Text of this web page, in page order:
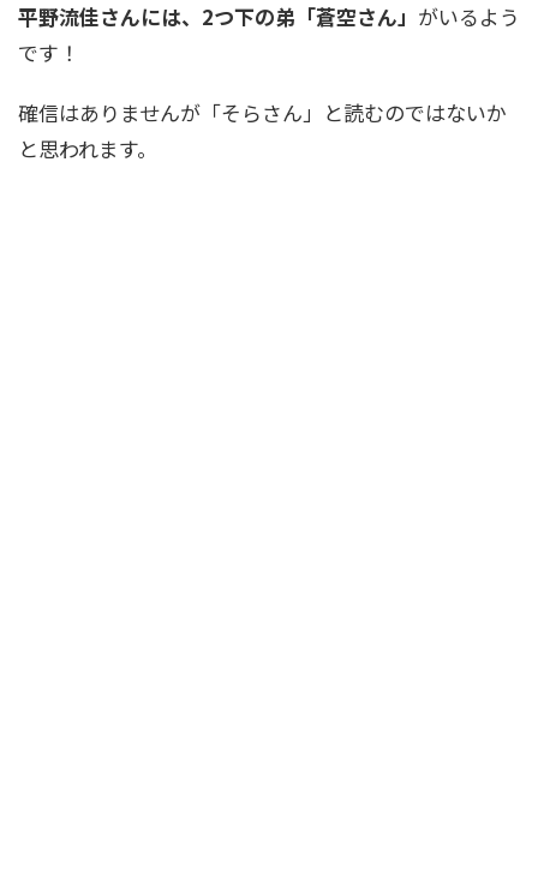
平野流佳さんには、2つ下の弟「蒼空さん」 がいるよう
です！
確信はありませんが「そらさん」と読むのではないか
と思われます。